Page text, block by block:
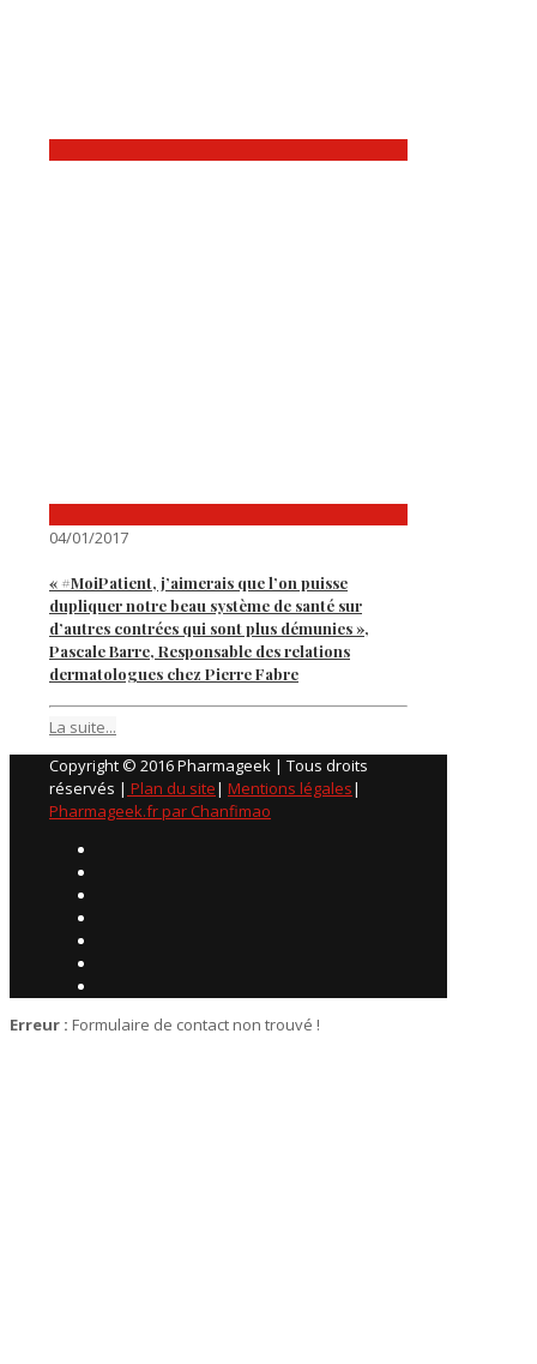
04/01/2017
« #MoiPatient, j’aimerais que l’on puisse
dupliquer notre beau système de santé sur
d’autres contrées qui sont plus démunies »,
Pascale Barre, Responsable des relations
dermatologues chez Pierre Fabre
La suite...
Copyright © 2016 Pharmageek | Tous droits
réservés | Plan du site| Mentions légales|
Pharmageek.fr par Chanfimao
Erreur : Formulaire de contact non trouvé !